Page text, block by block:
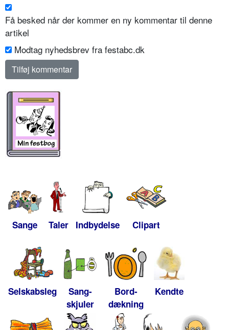
Få besked når der kommer en ny kommentar til denne
artikel
Modtag nyhedsbrev fra festabc.dk
Sange Taler Indbydelse Clipart
Selskabsleg
Sang-
skjuler
Bord-
dækning
Kendte